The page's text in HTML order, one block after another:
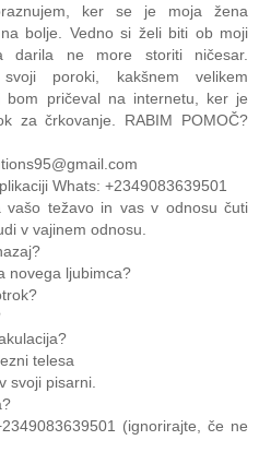
ker se je moja žena
bolje. Vedno si želi biti ob moji
darila ne more storiti ničesar.
poroki, kakšnem velikem
bom pričeval na internetu, ker je
za črkovanje. RABIM POMOČ?
Whats: +2349083639501
težavo in vas v odnosu čuti
v vajinem odnosu.
novega ljubimca?
telesa
svoji pisarni.
(ignorirajte, če ne